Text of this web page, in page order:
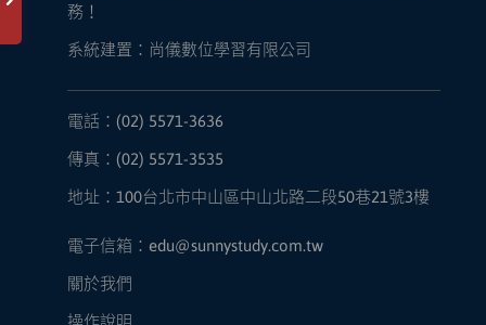
務！
系統建置：尚儀數位學習有限公司
電話：(02) 5571-3636
傳真：(02) 5571-3535
地址：100台北市中山區中山北路二段50巷21號3樓
電子信箱：edu@sunnystudy.com.tw
關於我們
操作說明